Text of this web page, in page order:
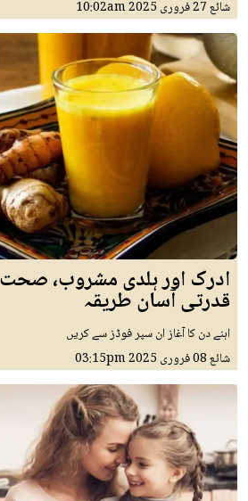
شائع27 فروری 2025 10:02am
ادرک اور ہلدی مشروب، صحت
قدرتی آسان طریقہ
اہنے دن کا آغاز ان سپر فوڈز سے کریں
شائع08 فروری 2025 03:15pm